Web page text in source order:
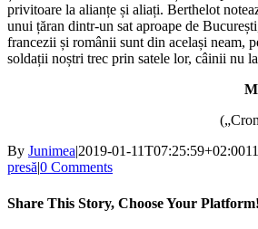
privitoare la alianțe și aliați. Berthelot
unui țăran dintr-un sat aproape de
francezii și românii sunt din același neam,
soldații noștri trec prin satele lor, câinii nu
By Junimea|2019-01-11T07:25:59+02:00
presă|0 Comments
Share This Story, Choose Your Platform!